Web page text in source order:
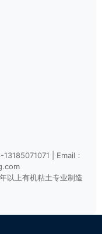
| Email：
以上有机粘土专业制造